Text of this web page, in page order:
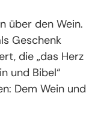
über den Wein.
Geschenk
die „das Herz
und Bibel“
Dem Wein und